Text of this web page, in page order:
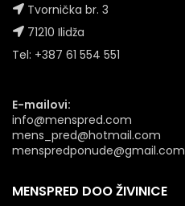
Tvornička br. 3
71210 Ilidža
Tel: +387 61 554 551
E-mailovi:
info@menspred.com
mens_pred@hotmail.com
menspredponude@gmail.com
MENSPRED DOO ŽIVINICE